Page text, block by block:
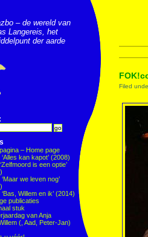
– de wereld van
Langereis, het
der aarde
– Home page
kan kapot’ (2008)
is een optie’
we leven nog’
Willem en ik’ (2014)
publicaties
stuk
van Anja
(, Aad, Peter-Jan)
Filed